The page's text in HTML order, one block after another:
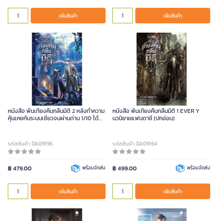
เพิ่มสินค้า เพิ่มสินค้า
หนังสือ พ้นเที่ยงคืนกลืนมิติ 2 หลังทำความ
คุ้นเคยกับระบบเซียวจนผ่านด่าน 1/10 ได้
รหัสสินค้า DA09196
฿ 479.00 พร้อมจัดส่ง
เพิ่มสินค้า
หนังสือ พ้นเที่ยงคืนกลืนมิติ 1 EVER Y
นวนิยายแฟนตาซี (ปกอ่อน)
รหัสสินค้า DA09164
฿ 499.00 พร้อมจัดส่ง
เพิ่มสินค้า